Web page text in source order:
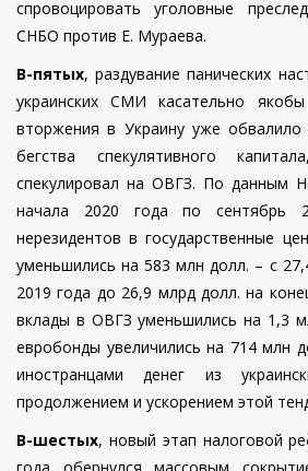
спровоцировать уголовные
СНБО против Е. Мураева.
В-пятых, раздувание панических
украинских СМИ касательно якобы
вторжения в Украину уже обвалило
бегства спекулятивного
спекулировал на ОВГЗ. По данным
начала 2020 года по сентябрь
нерезидентов в государственные
уменьшились на 583 млн долл. – с
2019 года до 26,9 млрд долл. на
вклады в ОВГЗ уменьшились на 1,3
евробонды увеличились на 714 млн
иностранцами денег из
продолжением и ускорением этой
В-шестых, новый этап налоговой